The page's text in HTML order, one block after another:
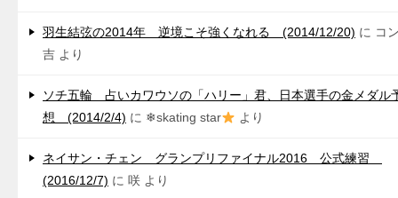
羽生結弦の2014年 逆境こそ強くなれる (2014/12/20) に コ
吉 より
ソチ五輪 占いカワウソの「ハリー」君、日本選手の金メダル
想 (2014/2/4) に ❄skating star より
ネイサン・チェン グランプリファイナル2016 公式練習
(2016/12/7) に 咲 より